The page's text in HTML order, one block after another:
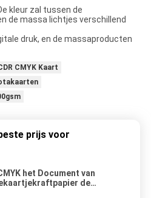
kleur zal tussen de
de massa lichtjes verschillend
druk, en de massaproducten
CMYK Kaart
prijs voor
het Document van
de